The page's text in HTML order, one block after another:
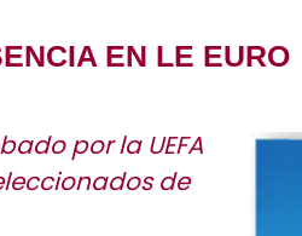
EN LE EURO
por la UEFA
de